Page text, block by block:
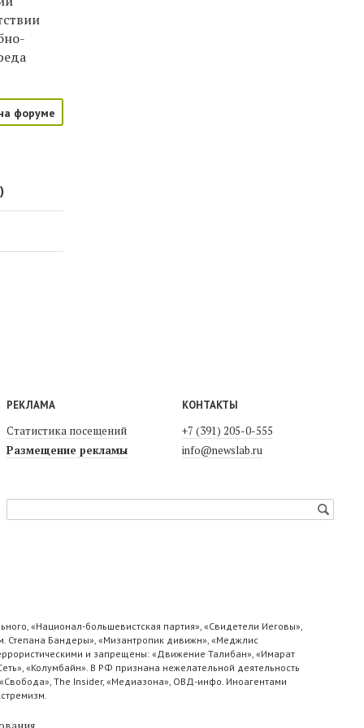
форуме
РЕКЛАМА
Статистика посещений
Размещение рекламы
КОНТАКТЫ
+7 (391) 205-0-555
info@newslab.ru
«Национал-большевистская партия», «Свидетели Иеговы»,
Степана Бандеры», «Мизантропик дивижн», «Меджлис
и запрещены: «Движение Талибан», «Имарат
«Колумбайн». В РФ признана нежелательной деятельность
The Insider, «Медиазона», ОВД-инфо. Иноагентами